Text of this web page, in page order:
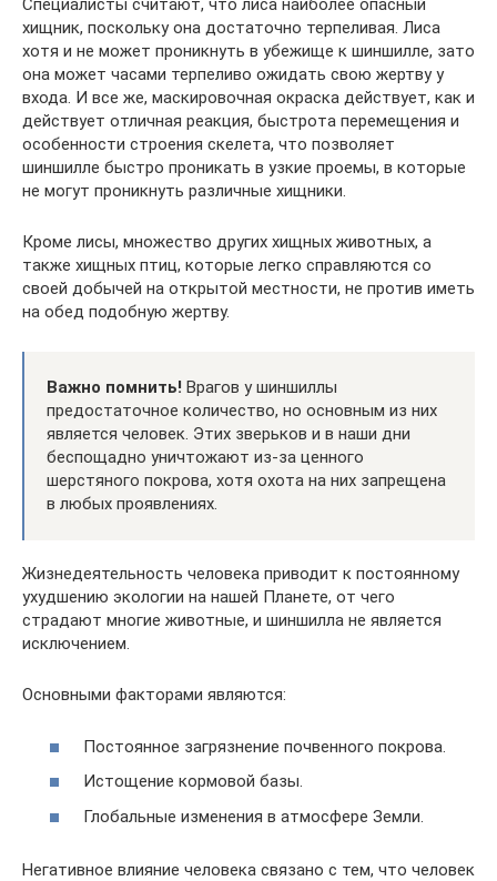
Специалисты считают, что лиса наиболее опасный
хищник, поскольку она достаточно терпеливая. Лиса
хотя и не может проникнуть в убежище к шиншилле, зато
она может часами терпеливо ожидать свою жертву у
входа. И все же, маскировочная окраска действует, как и
действует отличная реакция, быстрота перемещения и
особенности строения скелета, что позволяет
шиншилле быстро проникать в узкие проемы, в которые
не могут проникнуть различные хищники.
Кроме лисы, множество других хищных животных, а
также хищных птиц, которые легко справляются со
своей добычей на открытой местности, не против иметь
на обед подобную жертву.
Важно помнить! Врагов у шиншиллы
предостаточное количество, но основным из них
является человек. Этих зверьков и в наши дни
беспощадно уничтожают из-за ценного
шерстяного покрова, хотя охота на них запрещена
в любых проявлениях.
Жизнедеятельность человека приводит к постоянному
ухудшению экологии на нашей Планете, от чего
страдают многие животные, и шиншилла не является
исключением.
Основными факторами являются:
Постоянное загрязнение почвенного покрова.
Истощение кормовой базы.
Глобальные изменения в атмосфере Земли.
Негативное влияние человека связано с тем, что человек